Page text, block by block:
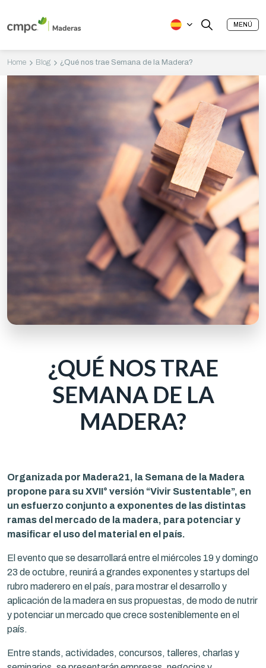
MENÚ
Home Blog ¿Qué nos trae Semana de la Madera?
¿QUÉ NOS TRAE
SEMANA DE LA
MADERA?
Organizada por Madera21, la Semana de la Madera
propone para su XVII° versión “Vivir Sustentable”, en
un esfuerzo conjunto a exponentes de las distintas
ramas del mercado de la madera, para potenciar y
masificar el uso del material en el país.
El evento que se desarrollará entre el miércoles 19 y domingo
23 de octubre, reunirá a grandes exponentes y startups del
rubro maderero en el país, para mostrar el desarrollo y
aplicación de la madera en sus propuestas, de modo de nutrir
y potenciar un mercado que crece sosteniblemente en el
país.
Entre stands, actividades, concursos, talleres, charlas y